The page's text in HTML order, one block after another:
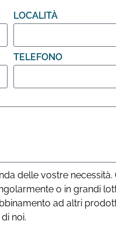
LOCALITÀ
TELEFONO
delle vostre necessità.
o in grandi
ad altri
noi.